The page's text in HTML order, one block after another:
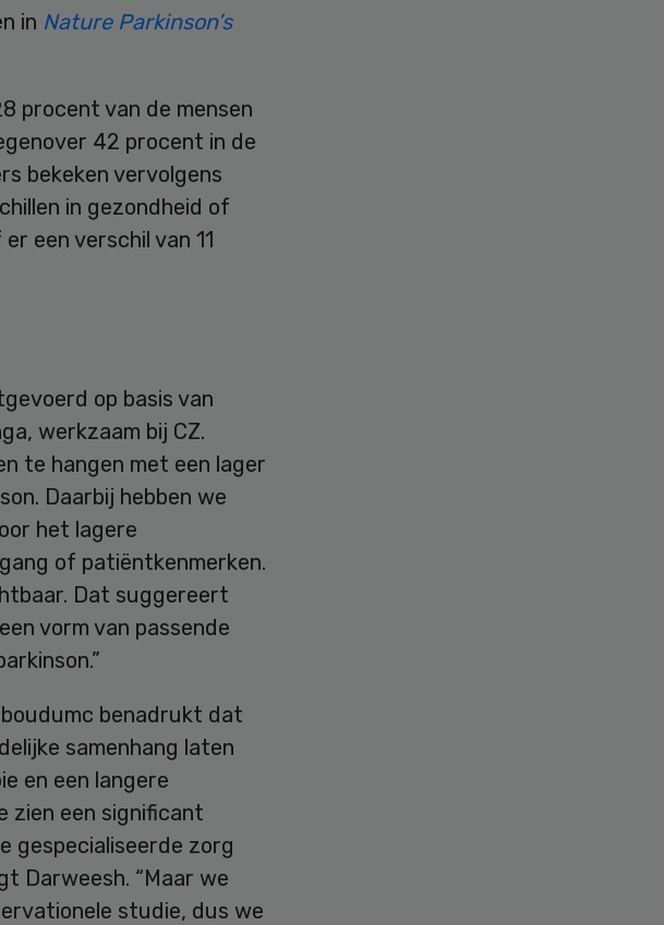
in Nature Parkinson’s
procent van de mensen
42 procent in de
bekeken vervolgens
in gezondheid of
een verschil van 11
op basis van
werkzaam bij CZ.
te hangen met een lager
Daarbij hebben we
het lagere
of patiëntkenmerken.
Dat suggereert
vorm van passende
benadrukt dat
samenhang laten
en een langere
zien een significant
gespecialiseerde zorg
Darweesh. “Maar we
studie, dus we